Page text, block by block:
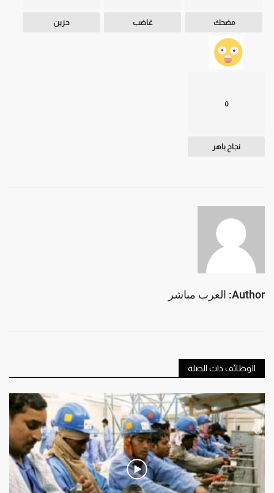
مضحك غاضب حزين
0
نجاح باهر
Author: العرب مباشر
الوظائف ذات الصلة